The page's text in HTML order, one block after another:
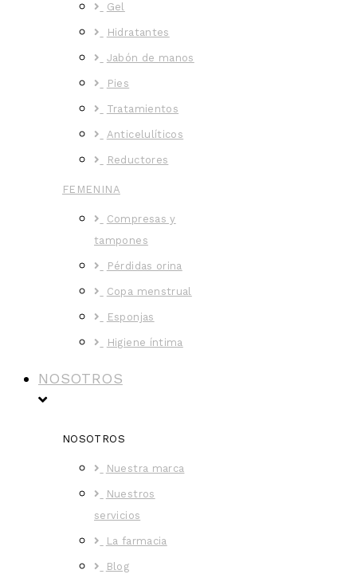
Gel
Hidratantes
Jabón de manos
Pies
Tratamientos
Anticelulíticos
Reductores
FEMENINA
Compresas y
tampones
Pérdidas orina
Copa menstrual
Esponjas
Higiene íntima
NOSOTROS
NOSOTROS
Nuestra marca
Nuestros
servicios
La farmacia
Blog